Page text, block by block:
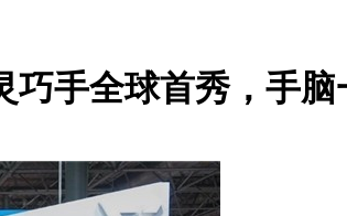
手全球首秀，手